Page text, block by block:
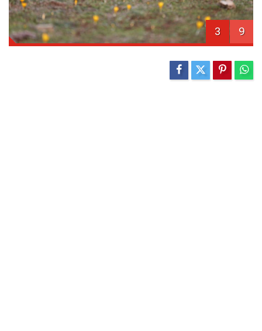
3 9